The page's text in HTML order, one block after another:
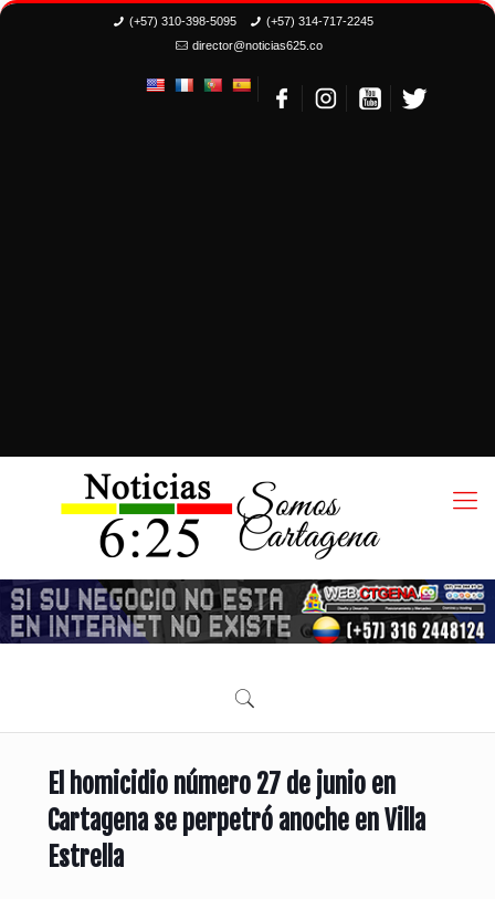
(+57) 310-398-5095
(+57) 314-717-2245
director@noticias625.co
El homicidio número 27 de junio en
Cartagena se perpetró anoche en Villa
Estrella